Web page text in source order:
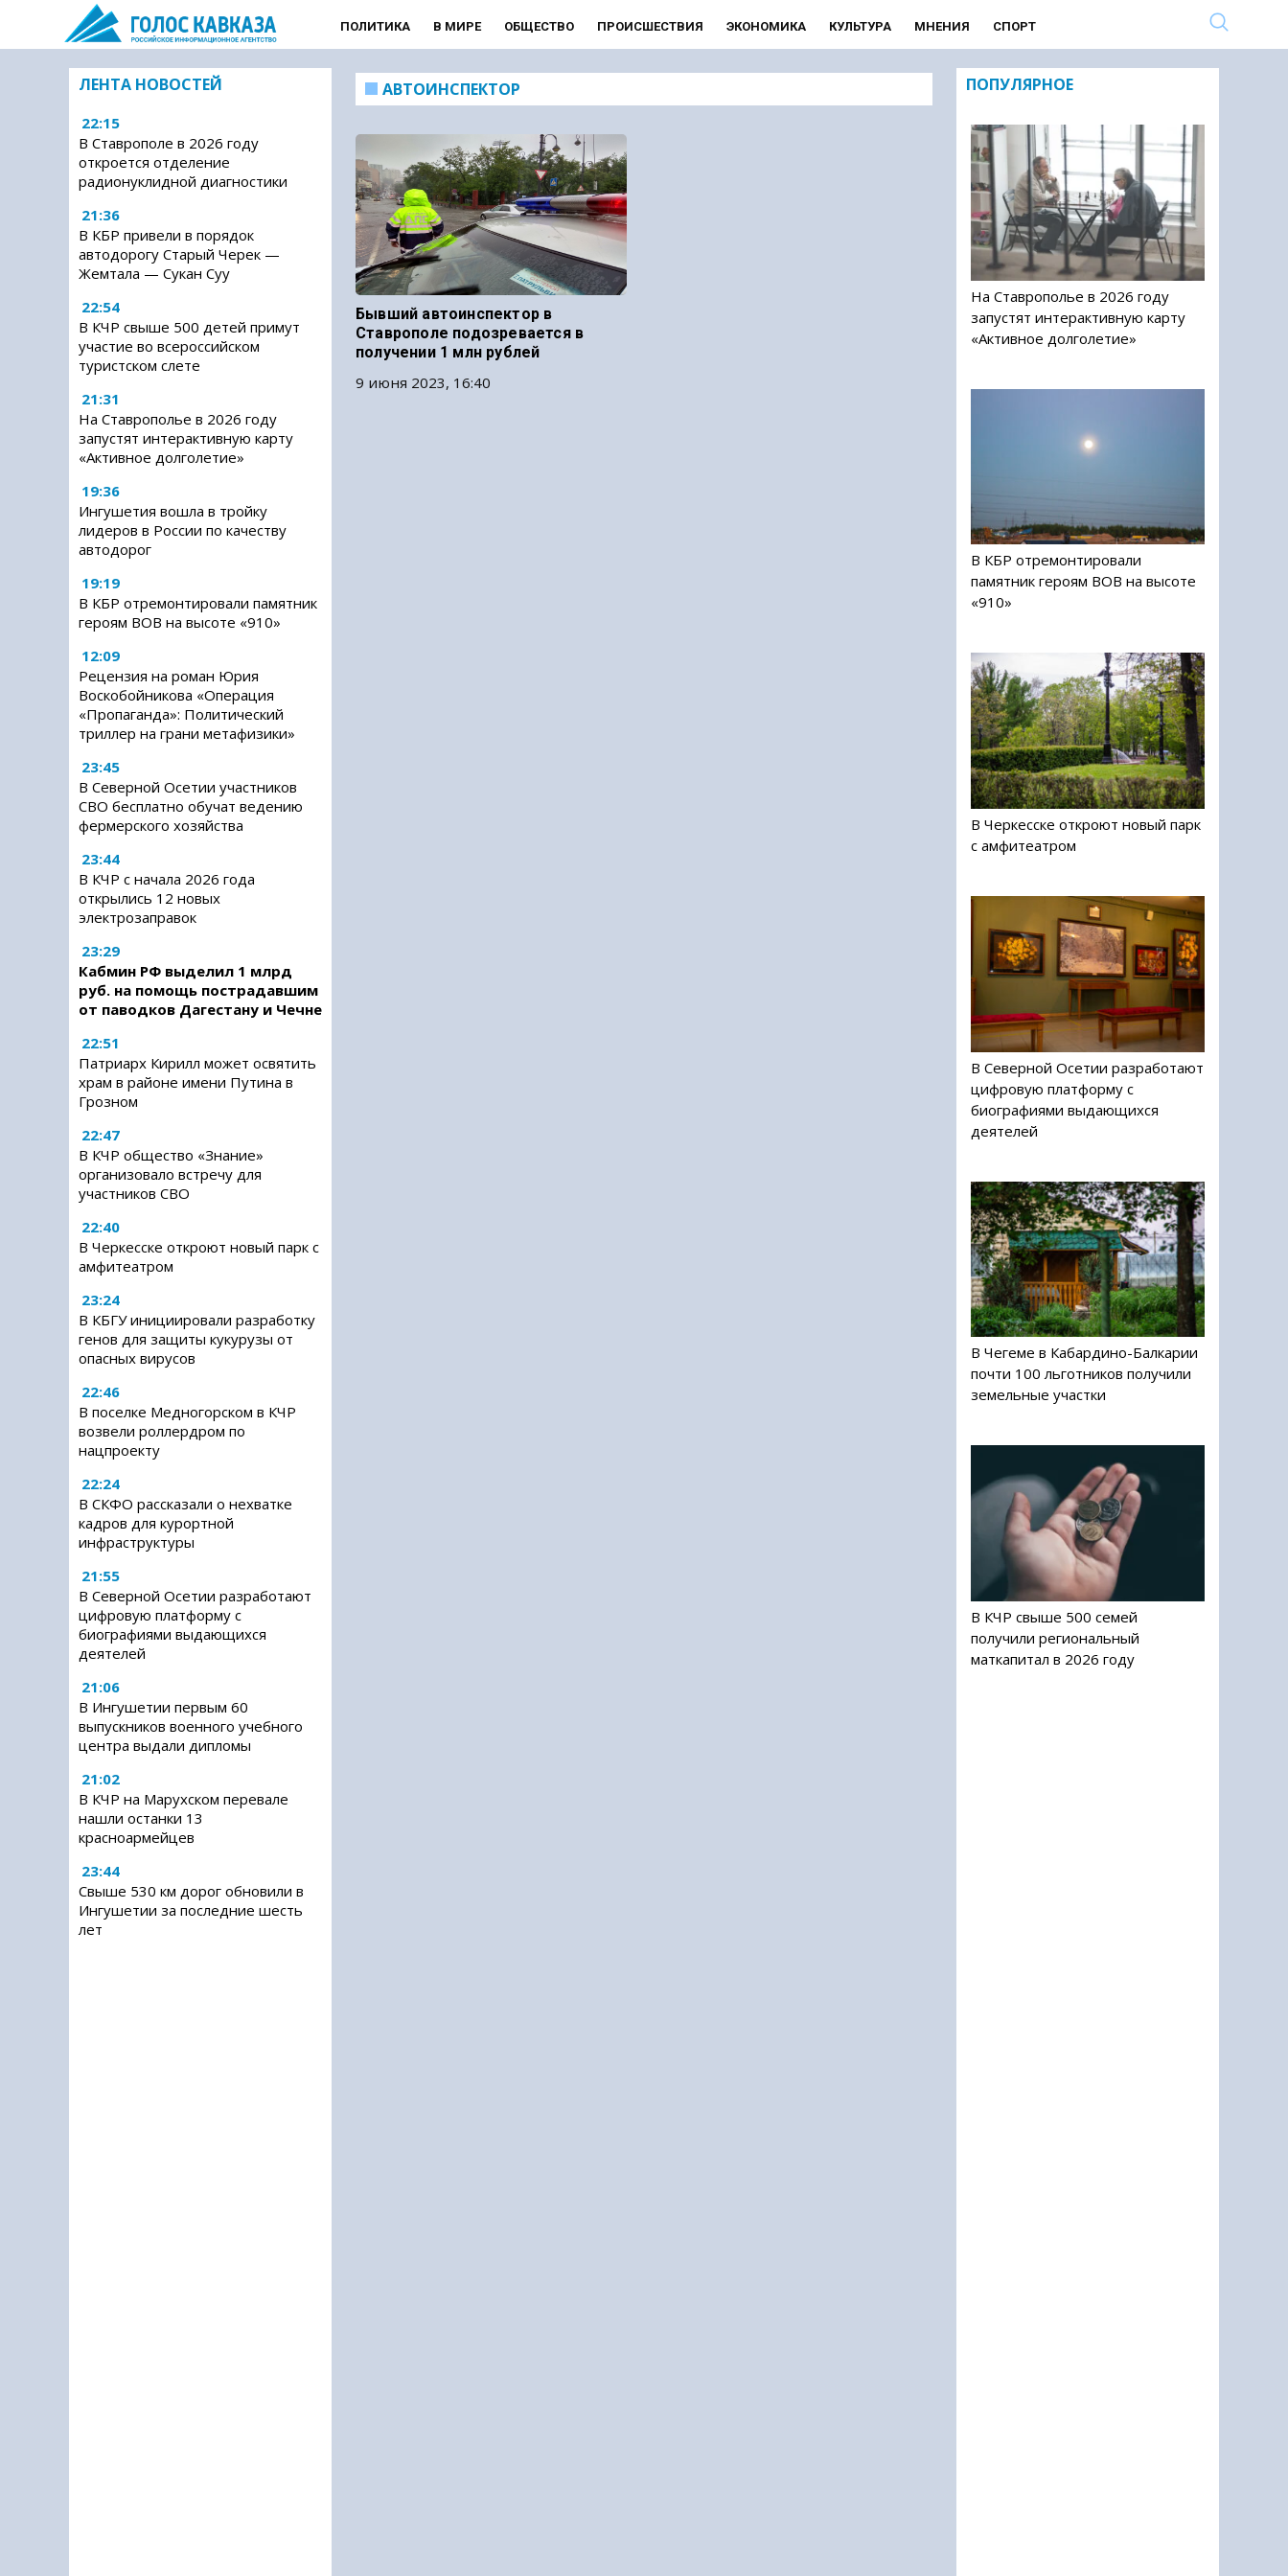
ПОЛИТИКА В МИРЕ ОБЩЕСТВО ПРОИСШЕСТВИЯ ЭКОНОМИКА КУЛЬТУРА МНЕНИЯ СПОРТ
ЛЕНТА НОВОСТЕЙ
22:15
В Ставрополе в 2026 году
откроется отделение
радионуклидной диагностики
21:36
В КБР привели в порядок
автодорогу Старый Черек —
Жемтала — Сукан Суу
22:54
В КЧР свыше 500 детей примут
участие во всероссийском
туристском слете
21:31
На Ставрополье в 2026 году
запустят интерактивную карту
«Активное долголетие»
19:36
Ингушетия вошла в тройку
лидеров в России по качеству
автодорог
19:19
В КБР отремонтировали памятник
героям ВОВ на высоте «910»
12:09
Рецензия на роман Юрия
Воскобойникова «Операция
«Пропаганда»: Политический
триллер на грани метафизики»
23:45
В Северной Осетии участников
СВО бесплатно обучат ведению
фермерского хозяйства
23:44
В КЧР с начала 2026 года
открылись 12 новых
электрозаправок
23:29
Кабмин РФ выделил 1 млрд
руб. на помощь пострадавшим
от паводков Дагестану и Чечне
22:51
Патриарх Кирилл может освятить
храм в районе имени Путина в
Грозном
22:47
В КЧР общество «Знание»
организовало встречу для
участников СВО
22:40
В Черкесске откроют новый парк с
амфитеатром
23:24
В КБГУ инициировали разработку
генов для защиты кукурузы от
опасных вирусов
22:46
В поселке Медногорском в КЧР
возвели роллердром по
нацпроекту
22:24
В СКФО рассказали о нехватке
кадров для курортной
инфраструктуры
21:55
В Северной Осетии разработают
цифровую платформу с
биографиями выдающихся
деятелей
21:06
В Ингушетии первым 60
выпускников военного учебного
центра выдали дипломы
21:02
В КЧР на Марухском перевале
нашли останки 13
красноармейцев
23:44
Свыше 530 км дорог обновили в
Ингушетии за последние шесть
лет
АВТОИНСПЕКТОР
Бывший автоинспектор в
Ставрополе подозревается в
получении 1 млн рублей
9 июня 2023, 16:40
ПОПУЛЯРНОЕ
На Ставрополье в 2026 году
запустят интерактивную карту
«Активное долголетие»
В КБР отремонтировали
памятник героям ВОВ на высоте
«910»
В Черкесске откроют новый парк
с амфитеатром
В Северной Осетии разработают
цифровую платформу с
биографиями выдающихся
деятелей
В Чегеме в Кабардино-Балкарии
почти 100 льготников получили
земельные участки
В КЧР свыше 500 семей
получили региональный
маткапитал в 2026 году